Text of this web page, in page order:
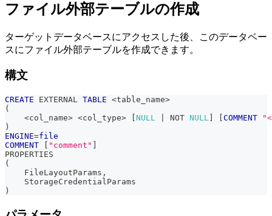
ファイル外部テーブルの作成
ターゲットデータベースにアクセスした後、このデータベー
スにファイル外部テーブルを作成できます。
構文
CREATE EXTERNAL TABLE <table_name>
(
<col_name> <col_type> NULL NOT NULL COMMENT
)
ENGINE=file
COMMENT
"comment"
PROPERTIES
(
    FileLayoutParams
,
    StorageCredentialParams
)